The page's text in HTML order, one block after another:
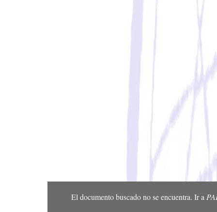
El documento buscado no se encuentra. Ir a